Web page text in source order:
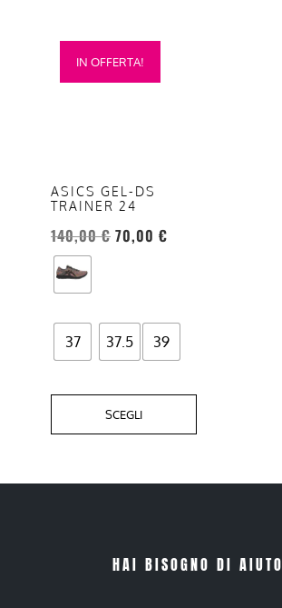
IN OFFERTA!
ASICS GEL-DS
TRAINER 24
140,00€ 70,00 €
37 37.5 39
SCEGLI
Questo
prodotto
opzioni
possono
essere
scelte
nella
del
prodotto
HAI BISOGNO DI